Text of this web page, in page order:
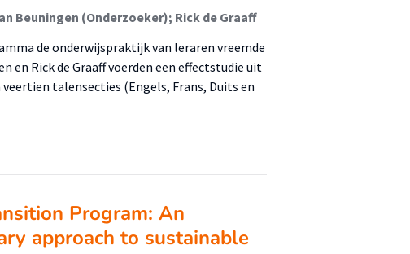
Beuningen (Onderzoeker); Rick de Graaff
de onderwijspraktijk van leraren vreemde
en Rick de Graaff voerden een effectstudie uit
talensecties (Engels, Frans, Duits en
Program: An
approach to sustainable